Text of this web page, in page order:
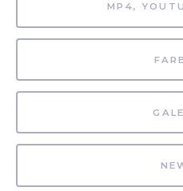
MP4,